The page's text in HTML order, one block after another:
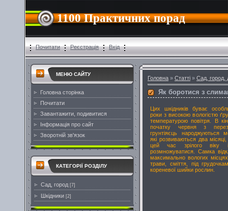
1100 Практичних порад
Почитати Реєстрація Вхід
МЕНЮ САЙТУ
Головна сторінка
Почитати
Завантажити, подивитися
Інформація про сайт
Зворотній зв'язок
КАТЕГОРІЇ РОЗДІЛУ
Сад, город [7]
Шкідники [2]
Головна » Статті » Сад, город,
Як боротися з
Цих шкідників буває
роки з високою вологістю
температурою повітря. В
початку червня з
грунтіяєць народжуються
які розвиваються два
цей час зрілого віку
розмножуватися. Самка
максимально вологих
трави, сміття, під
кореневої шийки рослин.